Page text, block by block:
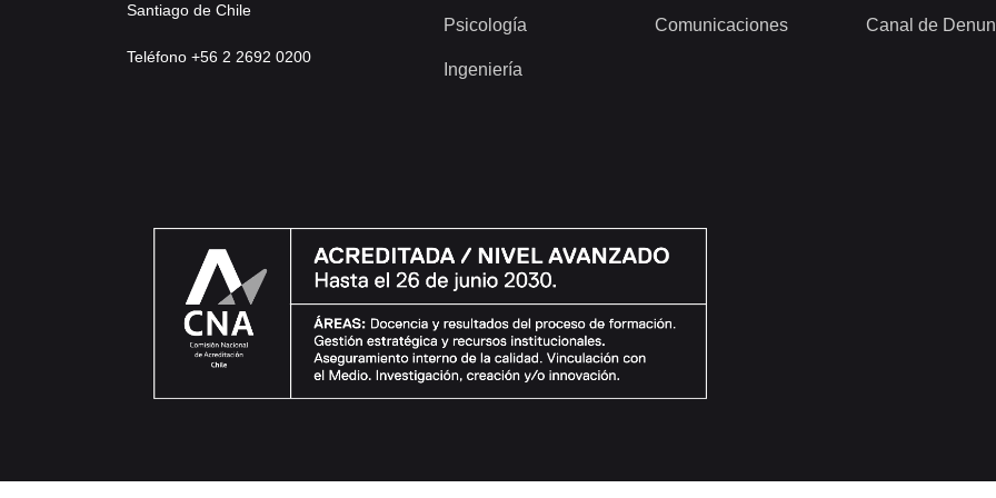
Santiago de Chile
Teléfono +56 2 2692 0200
Psicología
Ingeniería
Comunicaciones Canal de